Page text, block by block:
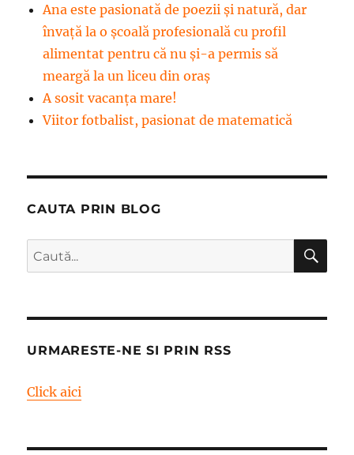
Ana este pasionată de poezii și natură, dar
învață la o școală profesională cu profil
alimentat pentru că nu și-a permis să
meargă la un liceu din oraș
A sosit vacanța mare!
Viitor fotbalist, pasionat de matematică
CAUTA PRIN BLOG
Caută
după:
URMARESTE-NE SI PRIN RSS
Click aici